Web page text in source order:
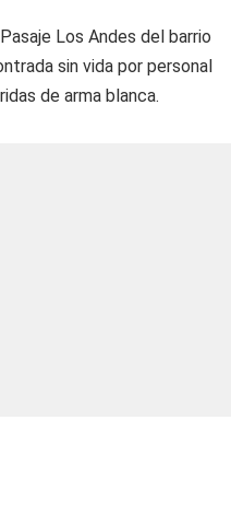
Los Andes del barrio
sin vida por personal
de arma blanca.